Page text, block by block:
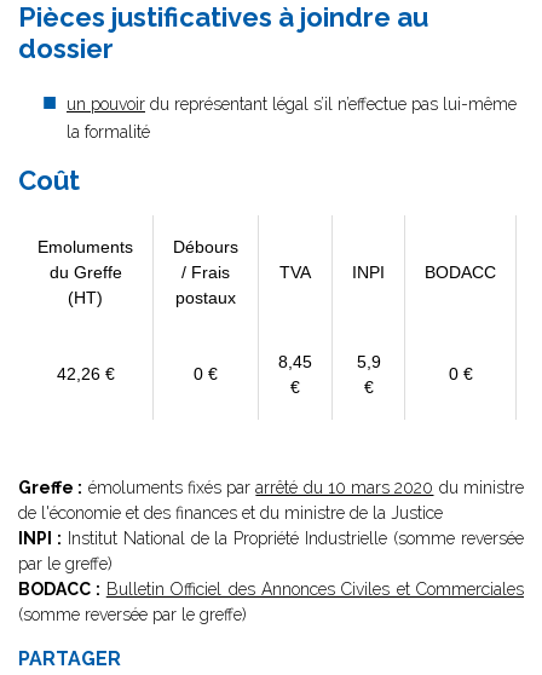
Pièces justificatives à joindre au
dossier
un pouvoir du représentant légal s’il n’effectue pas lui-même
la formalité
Coût
Emoluments
du Greffe
(HT)
Débours
/ Frais
postaux
TVA INPI BODACC
42,26 € 0 €
8,45
€
5,9
€
0 €
Greffe : émoluments fixés pararrêté du 10 mars 2020 du ministre
de l'économie et des finances et du ministre de la Justice
INPI : Institut National de la Propriété Industrielle (somme reversée
par le greffe)
BODACC : Bulletin Officiel des Annonces Civiles et Commerciales
(somme reversée par le greffe)
PARTAGER